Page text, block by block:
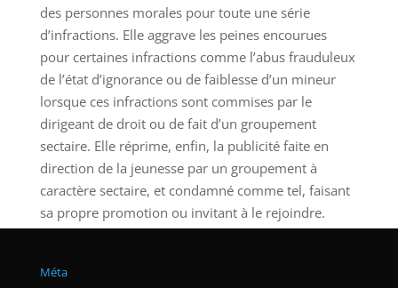
des personnes morales pour toute une série
d’infractions. Elle aggrave les peines encourues
pour certaines infractions comme l’abus frauduleux
de l’état d’ignorance ou de faiblesse d’un mineur
lorsque ces infractions sont commises par le
dirigeant de droit ou de fait d’un groupement
sectaire. Elle réprime, enfin, la publicité faite en
direction de la jeunesse par un groupement à
caractère sectaire, et condamné comme tel, faisant
sa propre promotion ou invitant à le rejoindre.
Méta